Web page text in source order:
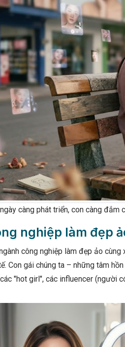
càng phát triển, con càng đắm
nghiệp làm đẹp
công nghiệp làm đẹp ảo
Con gái chúng ta – những tâm
"hot girl", các influencer (người